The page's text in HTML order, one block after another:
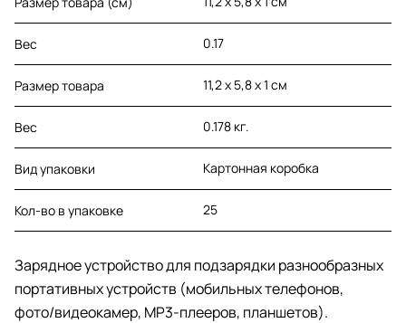
Вес 0.17
Размер товара 11,2 х 5,8 х 1 см
Вес 0.178 кг.
Вид упаковки Картонная коробка
Кол-во в упаковке 25
Зарядное устройство для подзарядки разнообразных
портативных устройств (мобильных телефонов,
фото/видеокамер, MP3-плееров, планшетов).